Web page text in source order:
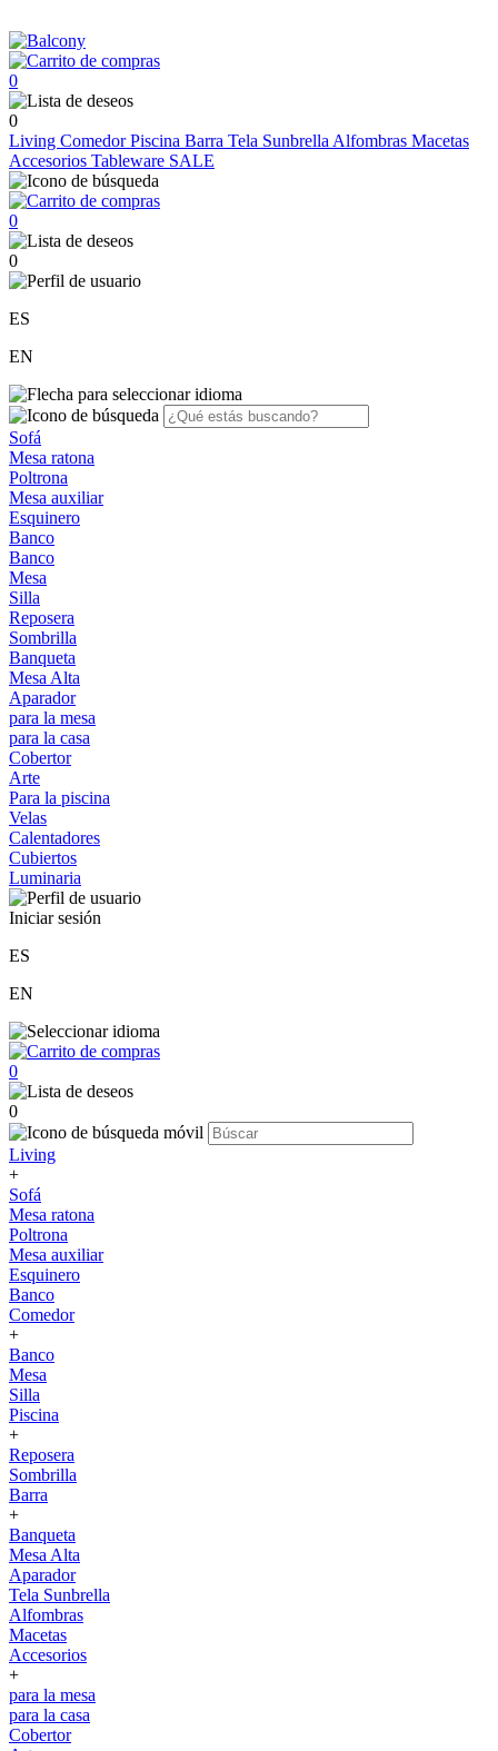
0
0
Living ComedorPiscina Barra Tela Sunbrella Alfombras Macetas
Accesorios Tableware SALE
0
0
ES
EN
Sofá
Mesa ratona
Poltrona
Mesa auxiliar
Esquinero
Banco
Banco
Mesa
Silla
Reposera
Sombrilla
Banqueta
Mesa Alta
Aparador
para la mesa
para la casa
Cobertor
Arte
Para la piscina
Velas
Calentadores
Cubiertos
Luminaria
Iniciar sesión
ES
EN
0
0
Living
+
Sofá
Mesa ratona
Poltrona
Mesa auxiliar
Esquinero
Banco
Comedor
+
Banco
Mesa
Silla
Piscina
+
Reposera
Sombrilla
Barra
+
Banqueta
Mesa Alta
Aparador
Tela Sunbrella
Alfombras
Macetas
Accesorios
+
para la mesa
para la casa
Cobertor